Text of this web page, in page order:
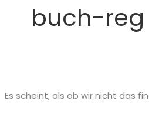
buch-reg
Es scheint, als ob wir nicht das